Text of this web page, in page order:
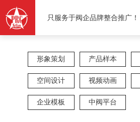
只服务于阀企品牌整合推广！
形象策划 产品样本
空间设计 视频动画
企业模板 中阀平台